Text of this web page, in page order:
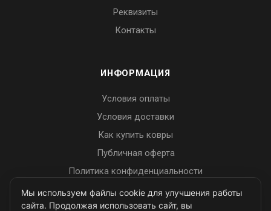
Реквизиты
Контакты
ИНФОРМАЦИЯ
Условия оплаты
Условия доставки
Как купить ковры
Публичная оферта
Политика конфиденциальности
Пользовательское соглашение
Мы используем файлы cookie для улучшения работы
сайта. Продолжая использовать сайт, вы